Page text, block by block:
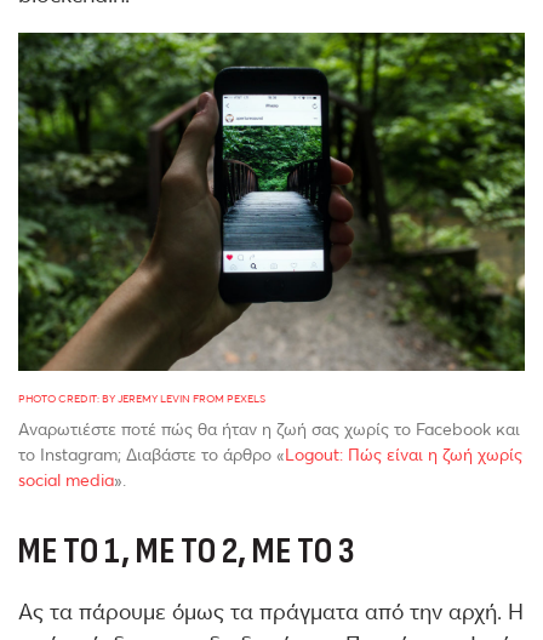
PHOTO CREDIT: BY JEREMY LEVIN FROM PEXELS
Αναρωτιέστε ποτέ πώς θα ήταν η ζωή σας χωρίς το Facebook και
το Instagram; Διαβάστε το άρθρο «Logout: Πώς είναι η ζωή χωρίς
social media».
ΜΕ ΤΟ 1, ΜΕ ΤΟ 2, ΜΕ ΤΟ 3
Ας τα πάρουμε όμως τα πράγματα από την αρχή. Η